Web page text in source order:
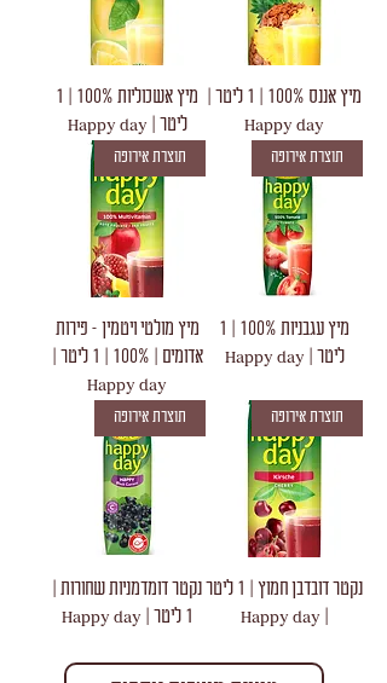
מיץ אננס 100% | 1 ליטר |
Happy day
מיץ אשכוליות 100% | 1
ליטר | Happy day
תוצרת אירופה
מיץ עגבניות 100% | 1
ליטר | Happy day
תוצרת אירופה
מיץ מולטי ויטמין - פירות
אדומים | 100% | 1 ליטר |
Happy day
תוצרת אירופה
נקטר דובדבן חמוץ | 1 ליטר
תוצרת אירופה
נקטר דומדמניות שחורות |
1 ליטר | Happy day